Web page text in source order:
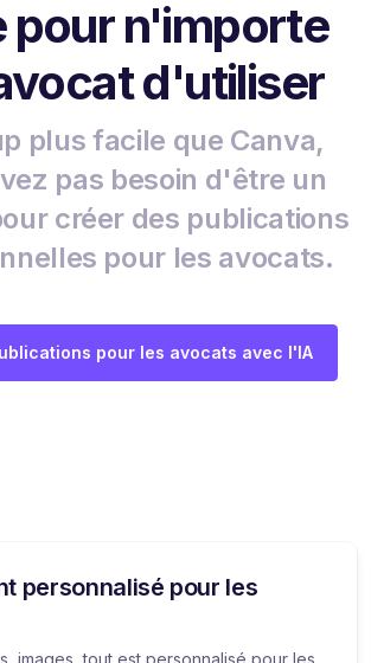
pour n'importe
d'utiliser
plus facile que Canva,
pas besoin d'être un
créer des publications
pour les avocats.
pour les avocats avec l'IA
personnalisé pour les
images, tout est personnalisé pour les